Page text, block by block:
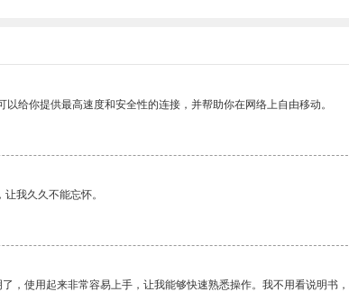
以给你提供最高速度和安全性的连接，并帮助你在网络上自由移动。
我久久不能忘怀。
，使用起来非常容易上手，让我能够快速熟悉操作。我不用看说明书